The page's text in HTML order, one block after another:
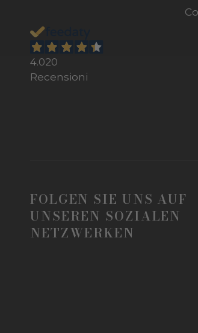
4.020
Recensioni
FOLGEN SIE UNS AUF
UNSEREN SOZIALEN
NETZWERKEN